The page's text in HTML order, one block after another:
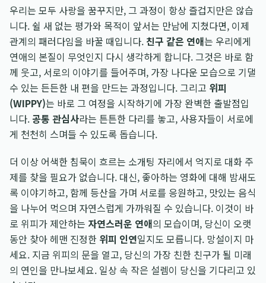
우리는 모두 사랑을 꿈꾸지만, 그 과정이 항상 즐겁지만은 않습
니다. 쉴 새 없는 평가와 목적이 앞서는 만남에 지쳤다면, 이제
관계의 패러다임을 바꿀 때입니다. 친구 같은 연애는 우리에게
연애의 본질이 무엇인지 다시 생각하게 합니다. 그것은 바로 함
께 웃고, 서로의 이야기를 들어주며, 가장 나다운 모습으로 기댈
수 있는 든든한 내 편을 만드는 과정입니다. 그리고 위피
(WIPPY)는 바로 그 여정을 시작하기에 가장 완벽한 출발점입
니다. 공통 관심사라는 튼튼한 다리를 놓고, 사용자들이 서로에
게 천천히 스며들 수 있도록 돕습니다.
더 이상 어색한 침묵이 흐르는 소개팅 자리에서 억지로 대화 주
제를 찾을 필요가 없습니다. 대신, 좋아하는 영화에 대해 밤새도
록 이야기하고, 함께 등산을 가며 서로를 응원하고, 맛있는 음식
을 나누어 먹으며 자연스럽게 가까워질 수 있습니다. 이것이 바
로 위피가 제안하는 자연스러운 연애의 모습이며, 당신이 오랫
동안 찾아 헤맨 진정한 위피 인연일지도 모릅니다. 망설이지 마
세요. 지금 위피의 문을 열고, 당신의 가장 친한 친구가 될 미래
의 연인을 만나보세요. 일상 속 작은 설렘이 당신을 기다리고 있